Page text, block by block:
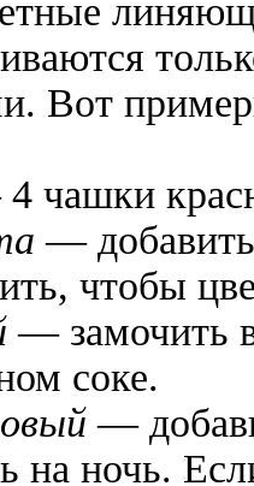
Вот
чашки
—
чтобы
— замочить
соке.
—
на ночь.